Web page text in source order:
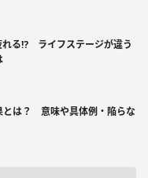
れる⁉ ライフステージが違う
とは？ 意味や具体例・陥らな